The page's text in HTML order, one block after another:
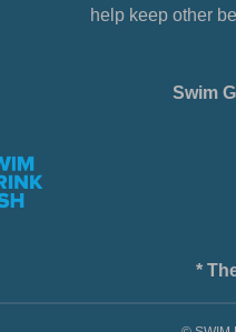
help keep other
Swim
*